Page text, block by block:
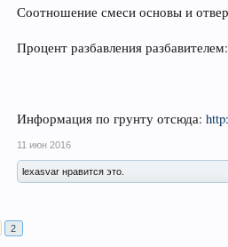
Соотношение смеси основы и
Процент разбавления
Информация по грунту отсюда:
11 июн 2016
lexasvar нравится это.
2